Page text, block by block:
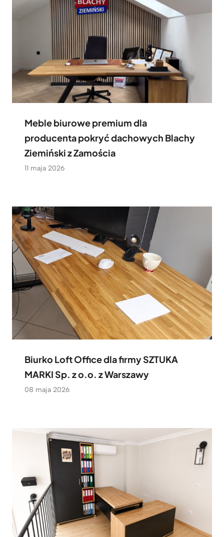
Meble biurowe premium dla
producenta pokryć dachowych Blachy
Ziemiński z Zamościa
11 maja 2026
Biurko Loft Office dla firmy SZTUKA
MARKI Sp. z o.o. z Warszawy
08 maja 2026